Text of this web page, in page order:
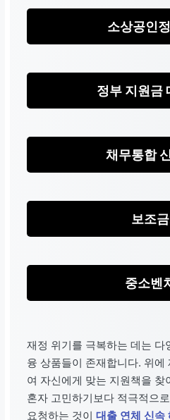
소상공인
정부 지원금
채무통합
보조
중소벤
재정 위기를 극복하는 데는 다
융 상품들이 존재합니다. 위
여 자신에게 맞는 지원책을 찾
혼자 고민하기보다 적극적으
요청하는 것이대출 연체 신속